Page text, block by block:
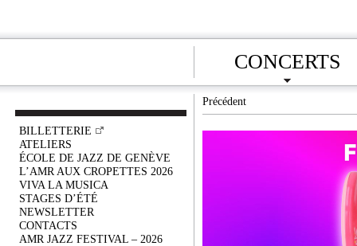
CONCERTS
BILLETTERIE
ATELIERS
ÉCOLE DE JAZZ DE GENÈVE
L’AMR AUX CROPETTES 2026
VIVA LA MUSICA
STAGES D’ÉTÉ
NEWSLETTER
CONTACTS
AMR JAZZ FESTIVAL – 2026
Précédent